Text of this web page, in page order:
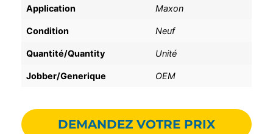
Application Maxon
Condition Neuf
Quantité/Quantity Unité
Jobber/Generique OEM
DEMANDEZ VOTRE PRIX